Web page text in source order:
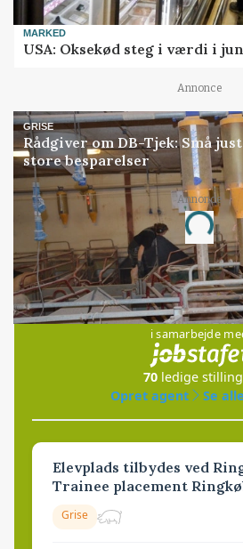
MARKED
USA: Oksekød steg i værdi i
Annonce
GRISE
Rådgiver om DB-Tjek: Små
store besparelser
Annonce
Loading...
Jobs
i samarbejde
70 ledige
Opret agent
Se
Elevplads tilbydes ved
Trainee placement
Grise